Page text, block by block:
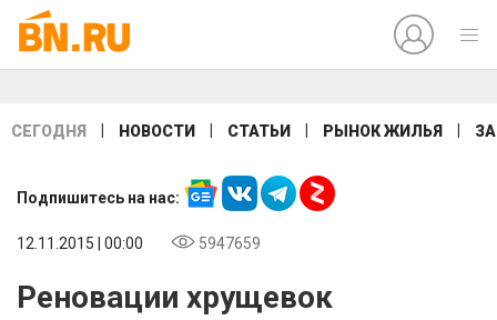
СЕГОДНЯ НОВОСТИ СТАТЬИ РЫНОК ЖИЛЬЯ
Подпишитесь на нас:
12.11.2015 | 00:00 5947659
Реновации хрущевок